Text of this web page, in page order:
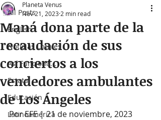
All Posts
English
Noticias Locales
Así Funciona...
Estatal
Educación
Latinoamérica
Maná dona parte de la
recaudación de sus
conciertos a los
vendedores ambulantes
de Los Ángeles
Planeta Venus
Nov 21, 2023 2 min read
Por EFE | 21 de noviembre, 2023